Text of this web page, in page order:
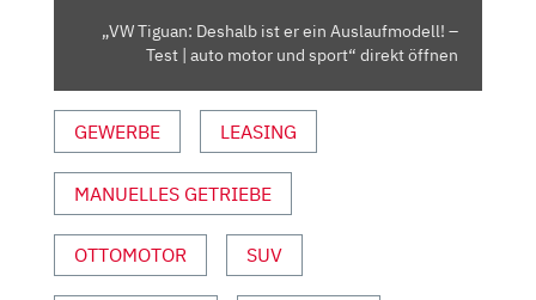
MOTOR
UND
VON
YOUTUBE
ANZEIGEN
„VW Tiguan: Deshalb ist er ein Auslaufmodell! –
Test | auto motor und sport“ direkt öffnen
GEWERBE LEASING
MANUELLES GETRIEBE
OTTOMOTOR SUV